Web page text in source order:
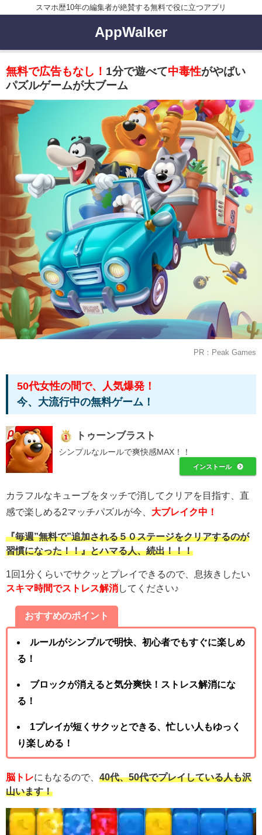
スマホ歴10年の編集者が絶賛する無料で役に立つアプリ
AppWalker
無料で広告もなし！ 1分で遊べて中毒性がやばい
パズルゲームが大ブーム
PR：Peak Games
50代女性の間で、人気爆発！
今、大流行中の無料ゲーム！
トゥーンブラスト
シンプルなルールで爽快感MAX！！
インストール
カラフルなキューブをタッチで消してクリアを目指す、直
感で楽しめる2マッチパズルが今、 大ブレイク中！
『毎週”無料で”追加される５０ステージをクリアするのが
習慣になった！！』とハマる人、続出！！！
1回1分くらいでサクッとプレイできるので、息抜きしたい
スキマ時間でストレス解消してください♪
おすすめのポイント
ルールがシンプルで明快、初心者でもすぐに楽しめ
る！
ブロックが消えると気分爽快！ストレス解消にな
る！
1プレイが短くサクッとできる、忙しい人もゆっく
り楽しめる！
脳トレにもなるので、 40代、50代でプレイしている人も沢
山います！